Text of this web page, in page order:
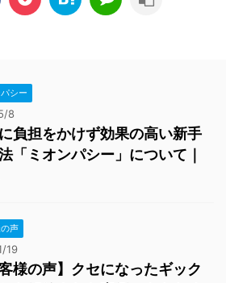
シー
8
負担をかけず効果の高い新手
「ミオンパシー」について｜
声
19
客様の声】クセになったギック